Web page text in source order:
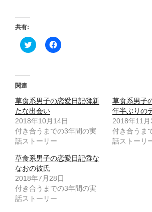
共有:
ク
リ
i
t
t
e
r
で
共
有
新
し
い
ウ
ィ
ン
ド
ウ
F
a
で
共
る
に
は
ッ
ク
て
く
だ
さ
関連
草食系男子の恋愛日記㉚新
たな出会い
2018年10月14日
付き合うまでの3年間の実
話ストーリー
草食系男子
年半ぶりの
2018年11月
付き合うま
話ストーリ
草食系男子の恋愛日記㉓な
なおの彼氏
2018年7月28日
付き合うまでの3年間の実
話ストーリー